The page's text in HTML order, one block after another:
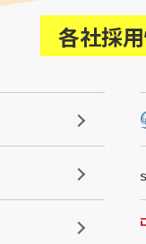
各社採